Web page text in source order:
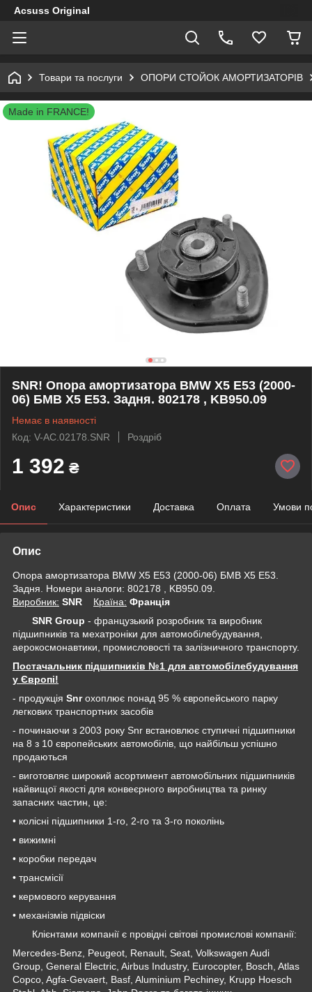
Acsuss Original
Товари та послуги ОПОРИ СТОЙОК АМОРТИЗАТОРІВ
Made in FRANCE!
SNR! Опора амортизатора BMW X5 E53 (2000-
06) БМВ Х5 Е53. Задня. 802178 , KB950.09
Немає в наявності
Код: V-AC.02178.SNR
Роздріб
1 392 ₴
Опис Характеристики Доставка Оплата Умови
Опис
Опора амортизатора BMW X5 E53 (2000-06) БМВ Х5 Е53.
Задня. Номери аналоги: 802178 , KB950.09.
Виробник: SNR Крaїна: Франція
SNR Group - французький розробник та виробник
підшипників та мехатроніки для автомобілебудування,
аерокосмонавтики, промисловості та залізничного транспорту.
Постачальник підшипників №1 для автомобілебудування
у Європі!
- продукція Snrохоплює понад 95 % європейського парку
легкових транспортних засобів
- починаючи з 2003 року Snr встановлює ступичні підшипники
на 8 з 10 європейських автомобілів, що найбільш успішно
продаються
- виготовляє широкий асортимент автомобільних підшипників
найвищої якості для конвеєрного виробництва та ринку
запасних частин, це:
• колісні підшипники 1-го, 2-го та 3-го поколінь
• вижимні
• коробки передач
• трансмісії
• кермового керування
• механізмів підвіски
Клієнтами компанії є провідні світові промислові компанії:
Mercedes-Benz, Peugeot, Renault, Seat, Volkswagen Audi
Group, General Electric, Airbus Industry, Eurocopter, Bosch, Atlas
Copco, Agfa-Gevaert, Basf, Aluminium Pechiney, Krupp Hoesch